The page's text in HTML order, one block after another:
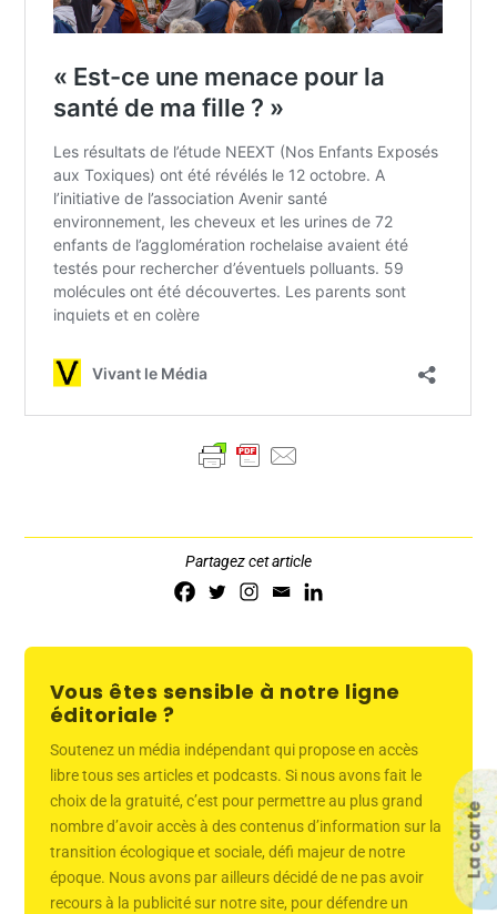
La carte
Partagez cet article
Vous êtes sensible à notre ligne
éditoriale ?
Soutenez un média indépendant qui propose en accès
libre tous ses articles et podcasts. Si nous avons fait le
choix de la gratuité, c’est pour permettre au plus grand
nombre d’avoir accès à des contenus d’information sur la
transition écologique et sociale, défi majeur de notre
époque. Nous avons par ailleurs décidé de ne pas avoir
recours à la publicité sur notre site, pour défendre un